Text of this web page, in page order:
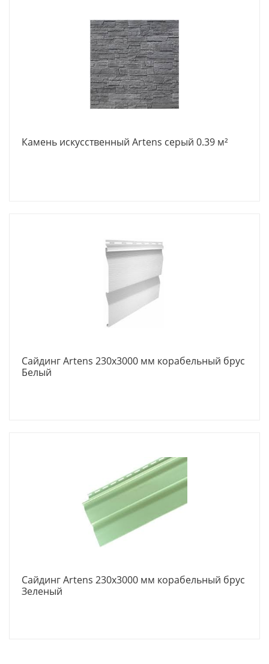
Камень искусственный Artens серый 0.39 м²
Сайдинг Artens 230x3000 мм корабельный брус
Белый
Сайдинг Artens 230x3000 мм корабельный брус
Зеленый